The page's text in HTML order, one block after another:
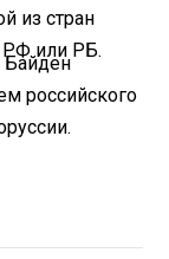
из стран
РФ или РБ.
российского